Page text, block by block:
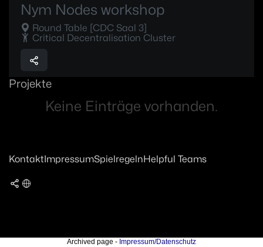
Nym Nodes workshop
Round Table [CDC Saal 3]
Critical Decentralisation Cluster
Projekte
Keine Einträge vorhanden.
KontaktImpressumSpielregelnHelpful Teams
Archived page - Impressum/Datenschutz